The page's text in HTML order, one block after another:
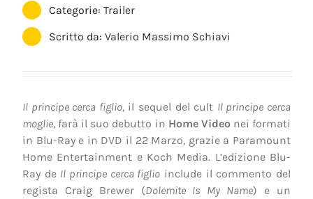
Categorie:Trailer
Scritto da:Valerio Massimo Schiavi
Il principe cerca figlio, il sequel del cult Il principe cerca
moglie, farà il suo debutto in Home Videonei formati
in Blu-Ray e in DVD il 22 Marzo, grazie a Paramount
Home Entertainment e Koch Media. L’edizione Blu-
Ray de Il principe cerca figlio include il commento del
regista Craig Brewer (Dolemite Is My Name) e un